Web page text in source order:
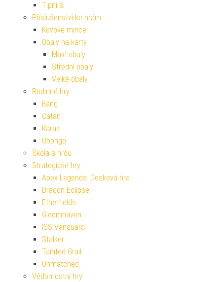
Tipni si
Příslušenství ke hrám
Kovové mince
Obaly na karty
Malé obaly
Střední obaly
Velké obaly
Rodinné hry
Bang
Catan
Karak
Ubongo
Škola s hrou
Strategické hry
Apex Legends: Desková hra
Dragon Eclipse
Etherfields
Gloomhaven
ISS Vanguard
Stalker
Tainted Grail
Unmatched
Vědomostní hry